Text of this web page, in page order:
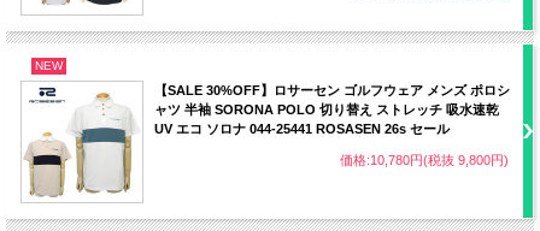
NEW
【SALE 30%OFF】ロサーセン ゴルフウェア メンズ ポロシ
ャツ 半袖 SORONA POLO 切り替え ストレッチ 吸水速乾
UV エコ ソロナ 044-25441 ROSASEN 26s セール
価格:10,780円(税抜 9,800円)